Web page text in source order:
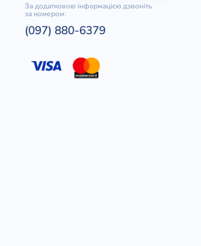
За додатковою інформацією дзвоніть
за номером:
(097) 880-6379